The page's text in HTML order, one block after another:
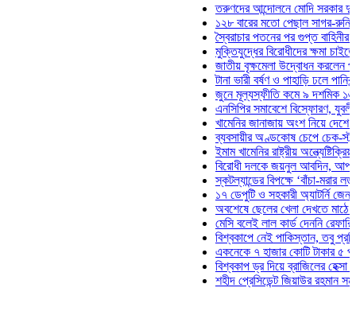
তরুণদের আন্দোলনে মোদি সরকার দুর্বল
১২৮ বারের মতো পেছাল সাগর-রুনি হত্যা
স্বৈরাচার পতনের পর গুপ্ত বাহিনীর
মুক্তিযুদ্ধের বিরোধীদের ক্ষমা চাইতে হবে:
জাতীয় বৃক্ষমেলা উদ্বোধন করলেন
টানা ভারী বর্ষণ ও পাহাড়ি ঢলে পানিবন্দি
জুনে মূল্যস্ফীতি কমে ৯ দশমিক ১৬ শতাংশ
এনসিপির সমাবেশে বিস্ফোরণ, যুবলীগের
খামেনির জানাজায় অংশ নিয়ে দেশে
ব্যবসায়ীর অণ্ডকোষ চেপে চেক-স্ট্যাম্পে
ইমাম খামেনির রাষ্ট্রীয় অন্ত্যেষ্টিক্রিয়ায়
বিরোধী দলকে জয়নুল আবদিন, আপনারা ৭১
স্কটল্যান্ডের বিপক্ষে ‘বাঁচা-মরার লড়াইয়ে’
১৭ ডেপুটি ও সহকারী অ্যাটর্নি জেনারেলের
অবশেষে ছেলের খেলা দেখতে মাঠে
মেসি বলেই লাল কার্ড দেননি রেফারি! ফাউল
বিশ্বকাপে নেই পাকিস্তান, তবু প্রতিটি
একনেকে ৭ হাজার কোটি টাকার ৫
বিশ্বকাপ ড্র দিয়ে ব্রাজিলের হেক্সা মিশন শুরু
শহীদ প্রেসিডেন্ট জিয়াউর রহমান সমাধিতে